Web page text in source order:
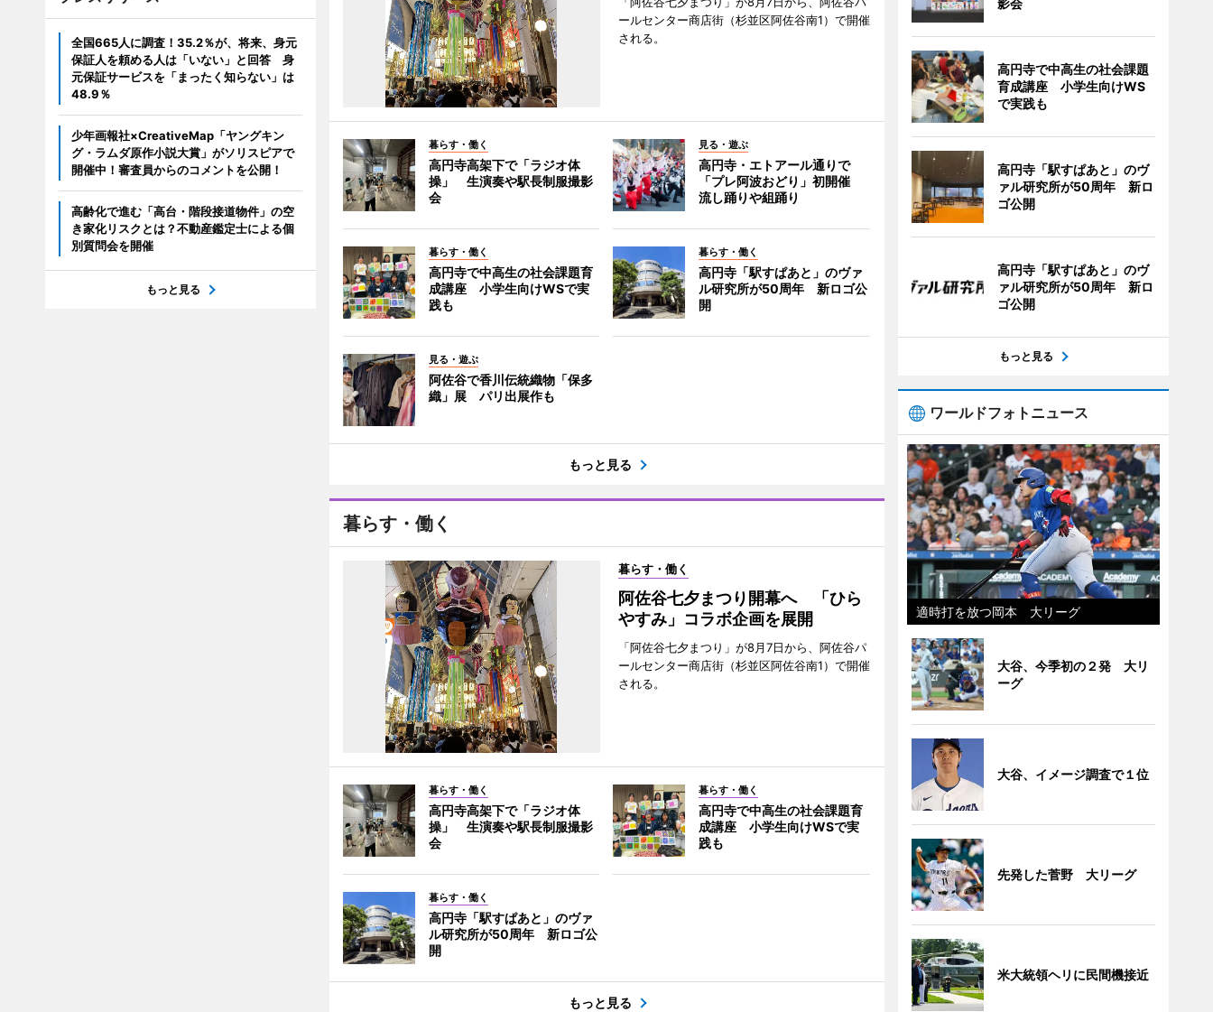
ールセンター商店街（杉並区阿佐谷南1）で開催
される。
暮らす・働く
高円寺高架下で「ラジオ体
操」 生演奏や駅長制服撮影
会
見る・遊ぶ
高円寺・エトアール通りで
「プレ阿波おどり」初開催
流し踊りや組踊り
暮らす・働く
高円寺で中高生の社会課題育
成講座 小学生向けWSで実
践も
暮らす・働く
高円寺「駅すぱあと」のヴァ
ル研究所が50周年 新ロゴ公
開
見る・遊ぶ
阿佐谷で香川伝統織物「保多
織」展 パリ出展作も
もっと見る
暮らす・働く
暮らす・働く
阿佐谷七夕まつり開幕へ 「ひら
やすみ」コラボ企画を展開
「阿佐谷七夕まつり」が8月7日から、阿佐谷パ
ールセンター商店街（杉並区阿佐谷南1）で開催
される。
暮らす・働く
高円寺高架下で「ラジオ体
操」 生演奏や駅長制服撮影
会
暮らす・働く
高円寺で中高生の社会課題育
成講座 小学生向けWSで実
践も
暮らす・働く
高円寺「駅すぱあと」のヴァ
ル研究所が50周年 新ロゴ公
開
もっと見る
全国665人に調査！35.2％が、将来、身元
保証人を頼める人は「いない」と回答 身
元保証サービスを「まったく知らない」は
48.9％
少年画報社×CreativeMap「ヤングキン
グ・ラムダ原作小説大賞」がソリスピアで
開催中！審査員からのコメントを公開！
高齢化で進む「高台・階段接道物件」の空
き家化リスクとは？不動産鑑定士による個
別質問会を開催
もっと見る
影会
高円寺で中高生の社会課題
育成講座 小学生向けWS
で実践も
高円寺「駅すぱあと」のヴ
ァル研究所が50周年 新ロ
ゴ公開
高円寺「駅すぱあと」のヴ
ァル研究所が50周年 新ロ
ゴ公開
もっと見る
ワールドフォトニュース
適時打を放つ岡本 大リーグ
大谷、今季初の２発 大リ
ーグ
大谷、イメージ調査で１位
先発した菅野 大リーグ
米大統領ヘリに民間機接近